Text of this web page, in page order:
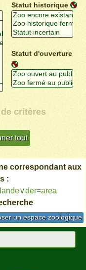
Statut historique
Statut d'ouverture
critères
correspondant aux
:
un espace zoologique